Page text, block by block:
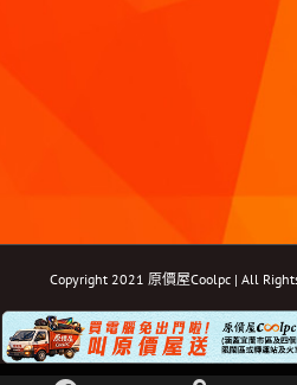
Copyright 2021 原價屋Coolpc | All
Facebook